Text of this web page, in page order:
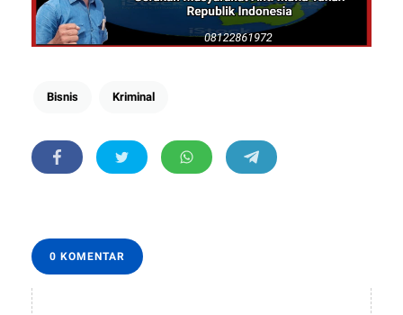
Bisnis Kriminal
0 KOMENTAR